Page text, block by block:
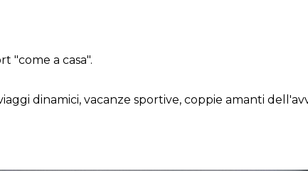
"come a casa".
dinamici, vacanze sportive, coppie amanti